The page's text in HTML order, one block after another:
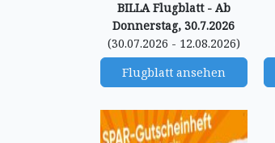
BILLA Flugblatt - Ab
Donnerstag, 30.7.2026
(30.07.2026 - 12.08.2026)
Flugblatt ansehen